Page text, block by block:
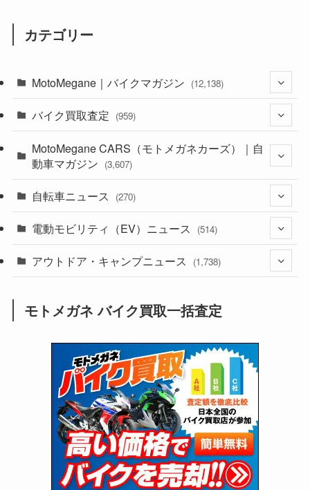
カテゴリー
MotoMegane｜バイクマガジン (12,138)
(44)
(1,243)
(639)
(118)
(60)
(31)
(51)
(34)
(5)
(12)
(64)
(252)
(38)
(24)
(16)
(25)
(24)
(47)
(15)
(249)
(64)
(16)
(62)
(4)
(6)
(17)
(306)
(6,958)
(2,474)
(249)
(1,226)
(12)
(131)
(38)
(131)
(167)
(85)
(21)
(61)
(171)
(98)
(13)
(274)
(171) (47)
(66)
(16)
(141)
(255)
(204)
(1,142)
(166)
(23)
(33)
(34)
(35)
(415)
(16)
バイク買取査定 (959)
(352)
(1)
MotoMegane CARS（モトメガネカーズ）｜自
動車マガジン (3,607)
(186)
(137)
(74)
(2,744)
(126)
(170)
自転車ニュース (270)
(54)
(211)
電動モビリティ（EV）ニュース (514)
(132)
(171)
(118)
(27)
アウトドア・キャンプニュース (1,738)
(8)
(1,605)
(147)
(13)
(19)
(12)
モトメガネ バイク買取一括査定